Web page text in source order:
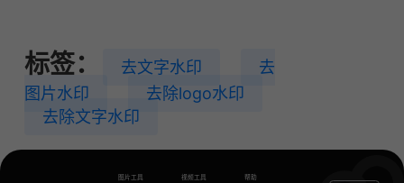
标签： 去文字水印
去
图片水印
去除logo水印
去除文字水印
图片工具 视频工具 帮助